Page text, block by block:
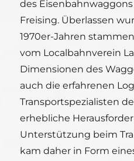
des
Freising. Überlassen
1970er-Jahren
vom Localbahnverein
Dimensionen des
auch die erfahrenen
Transportspezialisten
erhebliche
Unterstützung beim
kam daher in Form